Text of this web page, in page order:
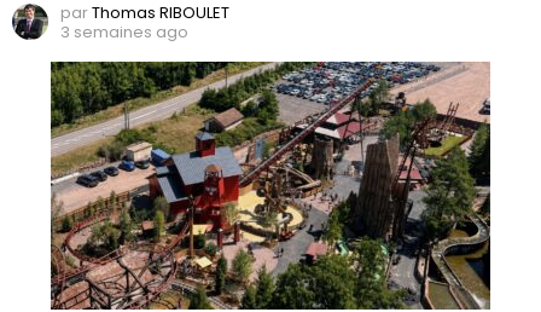
parThomas RIBOULET
3 semaines ago